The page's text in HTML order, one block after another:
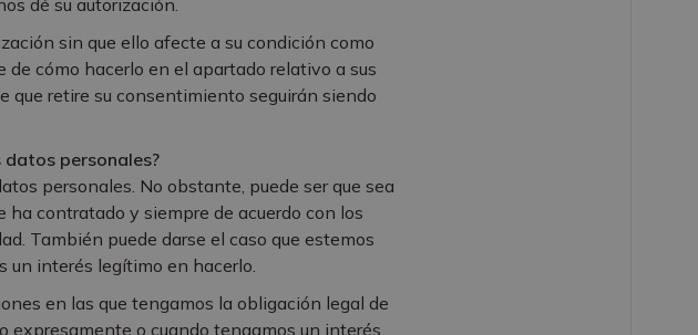
dé su autorización.
sin que ello afecte a su condición como
cómo hacerlo en el apartado relativo a sus
que retire su consentimiento seguirán siendo
datos personales?
personales. No obstante, puede ser que sea
ha contratado y siempre de acuerdo con los
También puede darse el caso que estemos
un interés legítimo en hacerlo.
en las que tengamos la obligación legal de
expresamente o cuando tengamos un interés